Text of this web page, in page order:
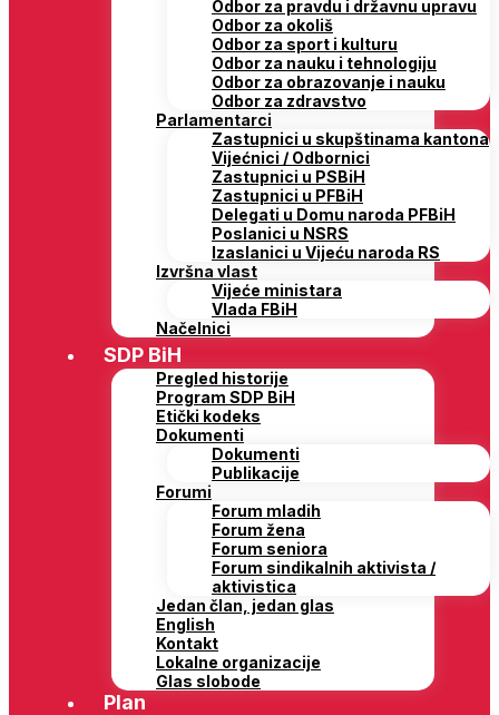
Odbor za pravdu i državnu upravu
Odbor za okoliš
Odbor za sport i kulturu
Odbor za nauku i tehnologiju
Odbor za obrazovanje i nauku
Odbor za zdravstvo
Parlamentarci
Zastupnici u skupštinama kantona
Vijećnici / Odbornici
Zastupnici u PSBiH
Zastupnici u PFBiH
Delegati u Domu naroda PFBiH
Poslanici u NSRS
Izaslanici u Vijeću naroda RS
Izvršna vlast
Vijeće ministara
Vlada FBiH
Načelnici
SDP BiH
Pregled historije
Program SDP BiH
Etički kodeks
Dokumenti
Dokumenti
Publikacije
Forumi
Forum mladih
Forum žena
Forum seniora
Forum sindikalnih aktivista /
aktivistica
Jedan član, jedan glas
English
Kontakt
Lokalne organizacije
Glas slobode
Plan